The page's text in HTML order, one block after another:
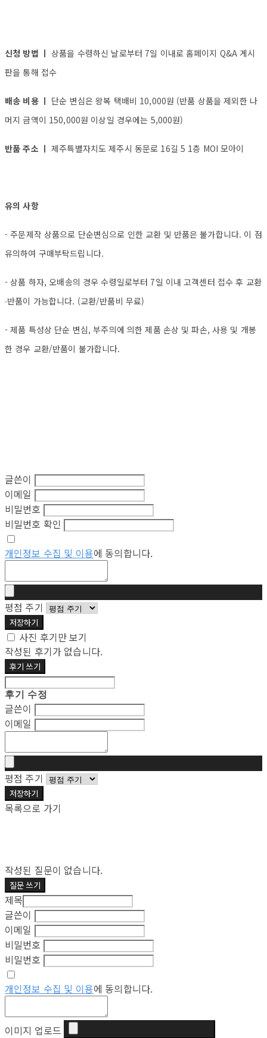
신청 방법 ㅣ상품을 수령하신 날로부터 7일 이내로 홈페이지 Q&A 게시
판을 통해 접수
배송 비용 ㅣ 단순 변심은 왕복 택배비 10,000원 (반품 상품을 제외한 나
머지 금액이 150,000원 이상일 경우에는 5,000원)
반품 주소 ㅣ제주특별자치도 제주시 동문로 16길 5 1층 MOI 모아이
유의 사항
- 주문제작 상품으로 단순변심으로 인한 교환 및 반품은 불가합니다. 이 점
유의하여 구매부탁드립니다.
- 상품 하자, 오배송의 경우 수령일로부터 7일 이내 고객센터 접수 후 교환
∙반품이 가능합니다. (교환/반품비 무료)
- 제품 특성상 단순 변심, 부주의에 의한 제품 손상 및 파손, 사용 및 개봉
한 경우 교환/반품이 불가합니다.
글쓴이
이메일
비밀번호
비밀번호 확인
개인정보 수집 및 이용에 동의합니다.
평점 주기
저장하기
사진 후기만 보기
작성된 후기가 없습니다.
후기 쓰기
후기 수정
글쓴이
이메일
평점 주기
저장하기
목록으로 가기
작성된 질문이 없습니다.
질문 쓰기
제목
글쓴이
이메일
비밀번호
비밀번호
개인정보 수집 및 이용에 동의합니다.
이미지 업로드